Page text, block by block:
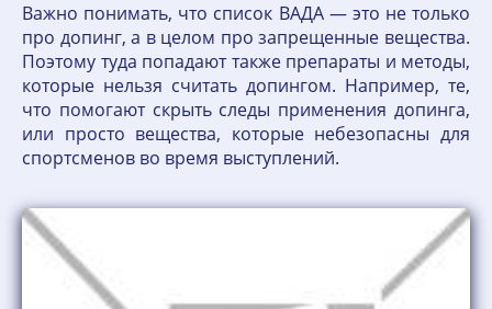
Важно понимать, что список ВАДА — это не только
про допинг, а в целом про запрещенные вещества.
Поэтому туда попадают также препараты и методы,
которые нельзя считать допингом. Например, те,
что помогают скрыть следы применения допинга,
или просто вещества, которые небезопасны для
спортсменов во время выступлений.